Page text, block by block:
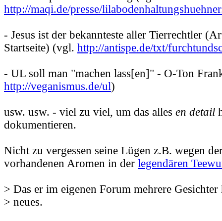
http://maqi.de/presse/
- Jesus ist der bekannteste aller Tierrechtler
Startseite) (vgl. http://antispe.de/txt/
- UL soll man "machen lass[en]" - O-Ton
http://veganismus.de/ul)
usw. usw. - viel zu viel, um das alles en detail
dokumentieren.
Nicht zu vergessen seine Lügen z.B. wegen
vorhandenen Aromen in der legendären
> Das er im eigenen Forum mehrere Gesichter
> neues.